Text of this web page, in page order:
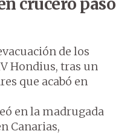
de los
Hondius, tras un
que acabó en
en la madrugada
Canarias,